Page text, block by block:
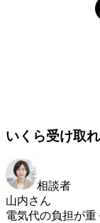
いくら受け取
相談者
山内さん
電気代の負担が